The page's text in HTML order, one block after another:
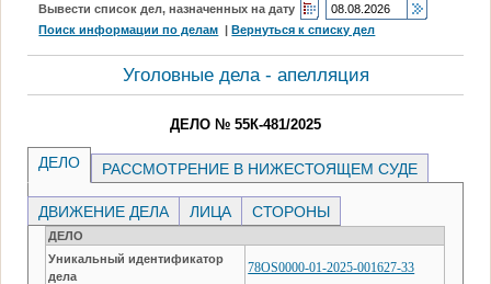
Вывести список дел, назначенных на дату
Поиск информации по делам |Вернуться к списку дел
Уголовные дела - апелляция
ДЕЛО № 55К-481/2025
ДЕЛО РАССМОТРЕНИЕ В НИЖЕСТОЯЩЕМ СУДЕ
ДВИЖЕНИЕ ДЕЛА ЛИЦА СТОРОНЫ
ДЕЛО
Уникальный идентификатор
дела
78OS0000-01-2025-001627-33